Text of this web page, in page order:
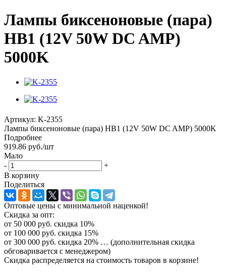
Лампы биксеноновые (пара)
HB1 (12V 50W DC AMP)
5000K
Артикул: K-2355
Лампы биксеноновые (пара) HB1 (12V 50W DC AMP) 5000K
Подробнее
919.86 руб./шт
Мало
-
+
В корзину
Поделиться
Оптовые цены с минимальной наценкой!
Скидка за опт:
от 50 000 руб. скидка 10%
от 100 000 руб. скидка 15%
от 300 000 руб. скидка 20% … (дополнительная скидка
обговаривается с менеджером)
Скидка распределяется на стоимость товаров в корзине!